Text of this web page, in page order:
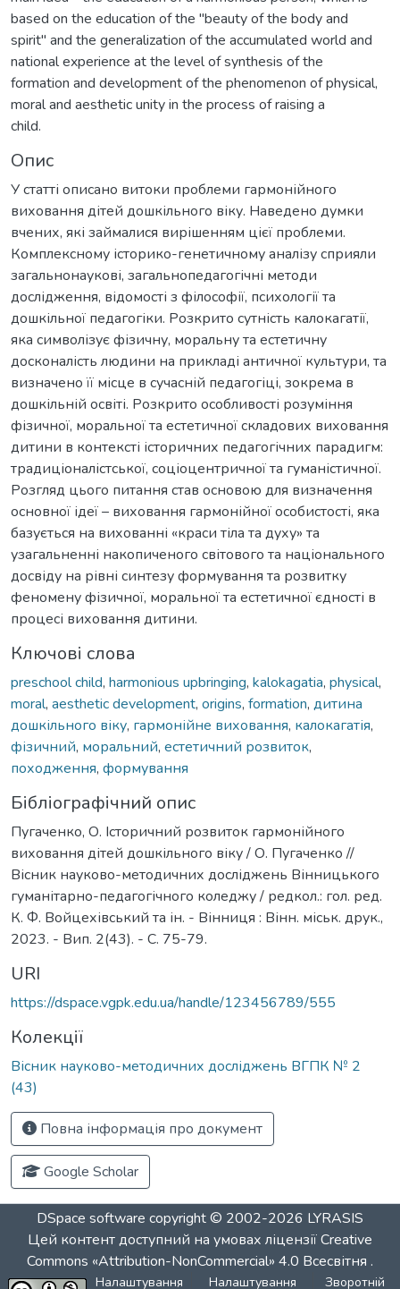
based on the education of the "beauty of the body and
spirit" and the generalization of the accumulated world and
national experience at the level of synthesis of the
formation and development of the phenomenon of physical,
moral and aesthetic unity in the process of raising a
child.
Опис
У статті описано витоки проблеми гармонійного
виховання дітей дошкільного віку. Наведено думки
вчених, які займалися вирішенням цієї проблеми.
Комплексному історико-генетичному аналізу сприяли
загальнонаукові, загальнопедагогічні методи
дослідження, відомості з філософії, психології та
дошкільної педагогіки. Розкрито сутність калокагатії,
яка символізує фізичну, моральну та естетичну
досконалість людини на прикладі античної культури, та
визначено її місце в сучасній педагогіці, зокрема в
дошкільній освіті. Розкрито особливості розуміння
фізичної, моральної та естетичної складових виховання
дитини в контексті історичних педагогічних парадигм:
традиціоналістської, соціоцентричної та гуманістичної.
Розгляд цього питання став основою для визначення
основної ідеї – виховання гармонійної особистості, яка
базується на вихованні «краси тіла та духу» та
узагальненні накопиченого світового та національного
досвіду на рівні синтезу формування та розвитку
феномену фізичної, моральної та естетичної єдності в
процесі виховання дитини.
Ключові слова
preschool child, harmonious upbringing, kalokagatia, physical,
moral, aesthetic development, origins, formation, дитина
дошкільного віку, гармонійне виховання, калокагатія,
фізичний, моральний, естетичний розвиток,
походження, формування
Бібліографічний опис
Пугаченко, О. Історичний розвиток гармонійного
виховання дітей дошкільного віку / О. Пугаченко //
Вісник науково-методичних досліджень Вінницького
гуманітарно-педагогічного коледжу / редкол.: гол. ред.
К. Ф. Войцехівський та ін. - Вінниця : Вінн. міськ. друк.,
2023. - Вип. 2(43). - С. 75-79.
URI
https://dspace.vgpk.edu.ua/handle/123456789/555
Колекції
Вісник науково-методичних досліджень ВГПК № 2
(43)
Повна інформація про документ
Google Scholar
DSpace software copyright © 2002-2026 LYRASIS
Цей контент доступний на умовах ліцензіїCreative
Commons «Attribution-NonCommercial» 4.0 Всесвітня .
Налаштування Налаштування Зворотній